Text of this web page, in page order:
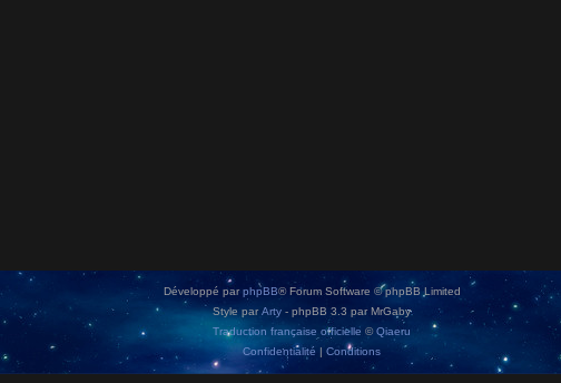
Développé parphpBB® Forum Software © phpBB Limited
Style par Arty - phpBB 3.3 par MrGaby
Traduction française officielle ©Qiaeru
Confidentialité | Conditions